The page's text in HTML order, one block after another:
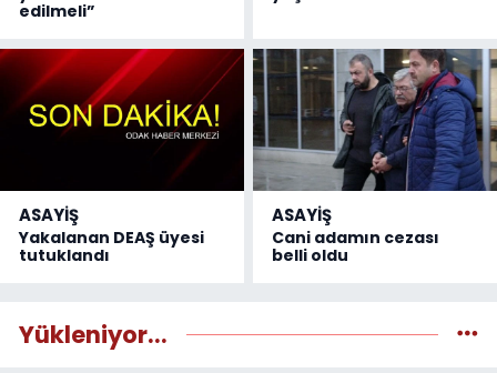
edilmeli”
ASAYİŞ
Yakalanan DEAŞ üyesi
tutuklandı
ASAYİŞ
Cani adamın cezası
belli oldu
Yükleniyor...